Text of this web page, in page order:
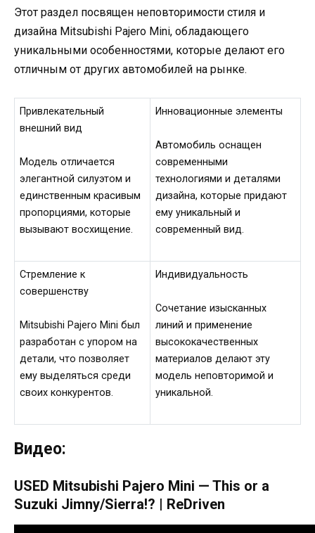
Этот раздел посвящен неповторимости стиля и
дизайна Mitsubishi Pajero Mini, обладающего
уникальными особенностями, которые делают его
отличным от других автомобилей на рынке.
Привлекательный
внешний вид
Модель отличается
элегантной силуэтом и
единственным красивым
пропорциями, которые
вызывают восхищение.
Инновационные элементы
Автомобиль оснащен
современными
технологиями и деталями
дизайна, которые придают
ему уникальный и
современный вид.
Стремление к
совершенству
Mitsubishi Pajero Mini был
разработан с упором на
детали, что позволяет
ему выделяться среди
своих конкурентов.
Индивидуальность
Сочетание изысканных
линий и применение
высококачественных
материалов делают эту
модель неповторимой и
уникальной.
Видео:
USED Mitsubishi Pajero Mini — This or a
Suzuki Jimny/Sierra!? | ReDriven